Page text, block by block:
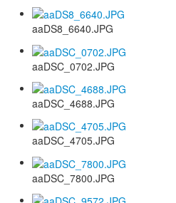
aaDS8_6640.JPG
aaDSC_0702.JPG
aaDSC_4688.JPG
aaDSC_4705.JPG
aaDSC_7800.JPG